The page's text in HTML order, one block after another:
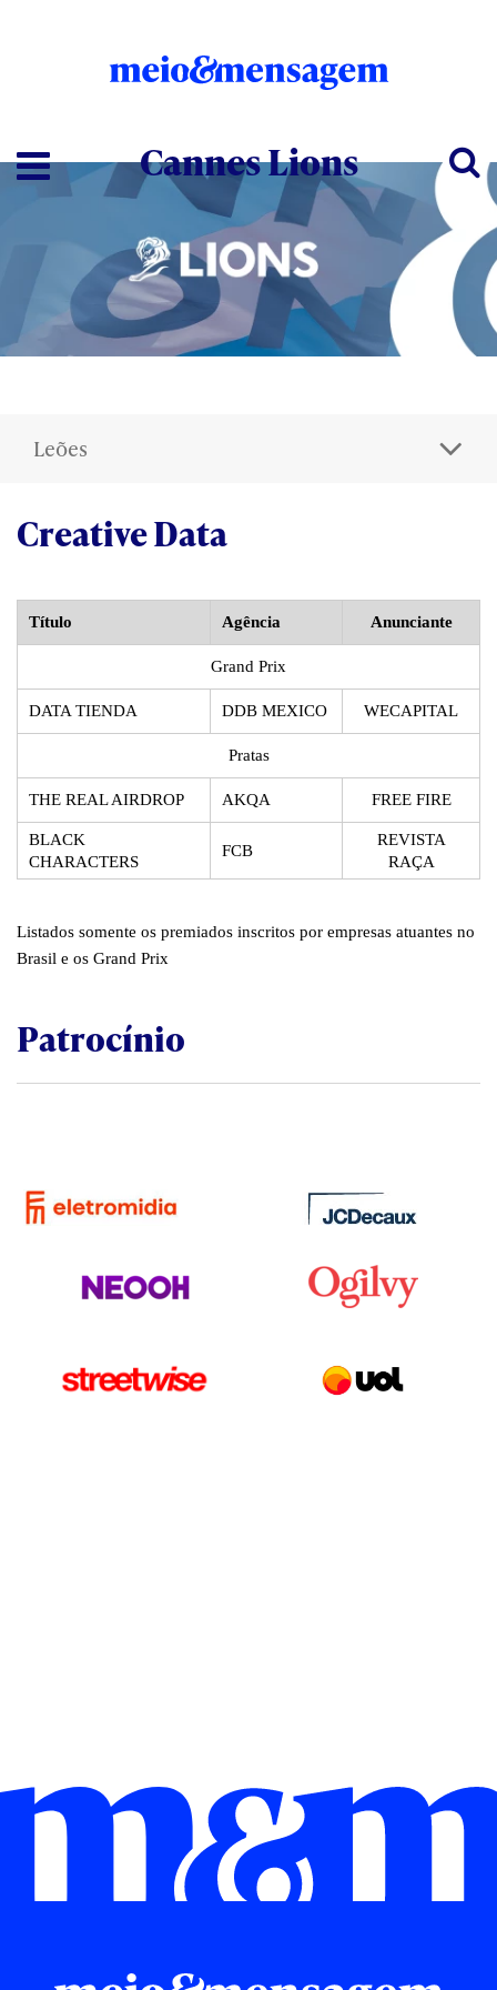
Cannes Lions
Leões
Creative Data
Título Agência Anunciante
Grand Prix
DATA TIENDA DDB MEXICO WECAPITAL
Pratas
THE REAL AIRDROP AKQA FREE FIRE
BLACK
CHARACTERS
FCB
REVISTA
RAÇA
Listados somente os premiados inscritos por empresas atuantes no
Brasil e os Grand Prix
Patrocínio